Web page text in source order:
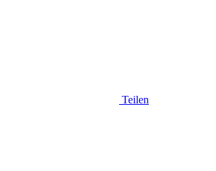
Teilen